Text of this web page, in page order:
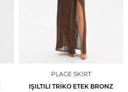
PLAGE SKIRT
IŞILTILI TRIKO ETEK BRONZ